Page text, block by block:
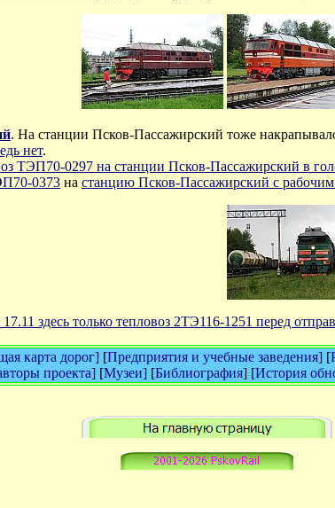
. На станции Псков-Пассажирский тоже
нет.
ТЭП70-0297 на станции Псков-Пассажирский в
0373 на станцию Псков-Пассажирский с
здесь только тепловоз 2ТЭ116-1251 перед
карта дорог] [Предприятия и учебные заведения] [
проекта] [Музеи] [Библиография] [История